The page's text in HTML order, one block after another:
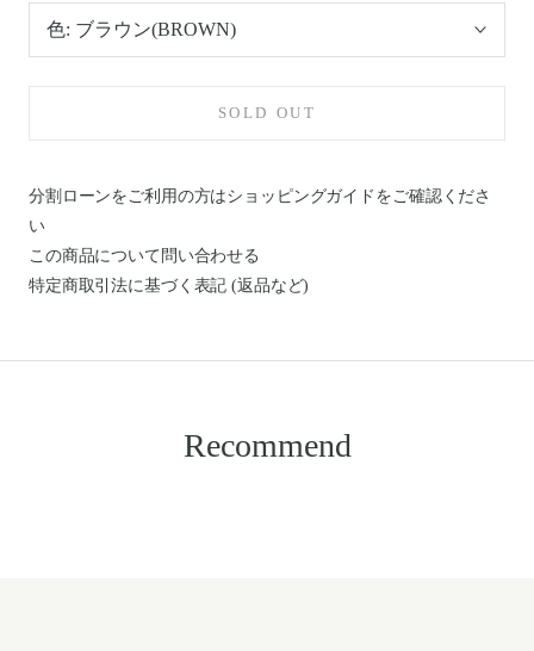
色: ブラウン(BROWN)
SOLD OUT
分割ローンをご利用の方はショッピングガイドをご確認くださ
い
この商品について問い合わせる
特定商取引法に基づく表記 (返品など)
Recommend